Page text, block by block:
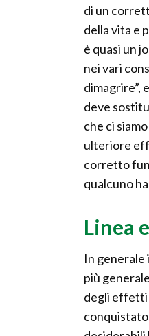
di un
della vita e
è quasi un
nei vari
dimagrire”,
deve
che ci
ulteriore
corretto
qualcuno
Linea
In generale
più
degli effetti